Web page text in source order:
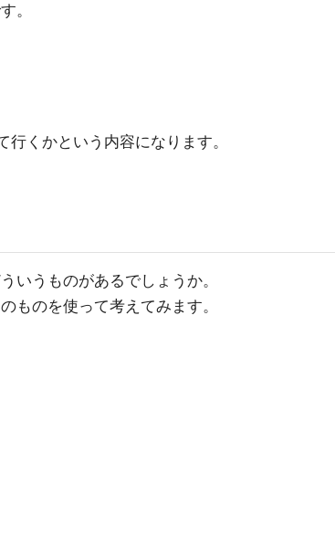
。
くかという内容になります。
いうものがあるでしょうか。
ものを使って考えてみます。